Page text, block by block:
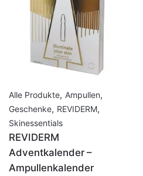
Alle Produkte, Ampullen,
Geschenke, REVIDERM,
Skinessentials
REVIDERM
Adventkalender –
Ampullenkalender